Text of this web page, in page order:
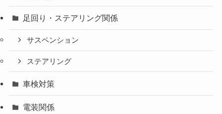
足回り・ステアリング関係
サスペンション
ステアリング
車検対策
電装関係